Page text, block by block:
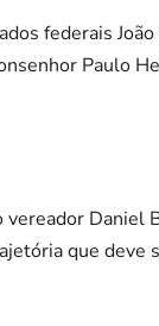
federais
Paulo
Daniel
que deve